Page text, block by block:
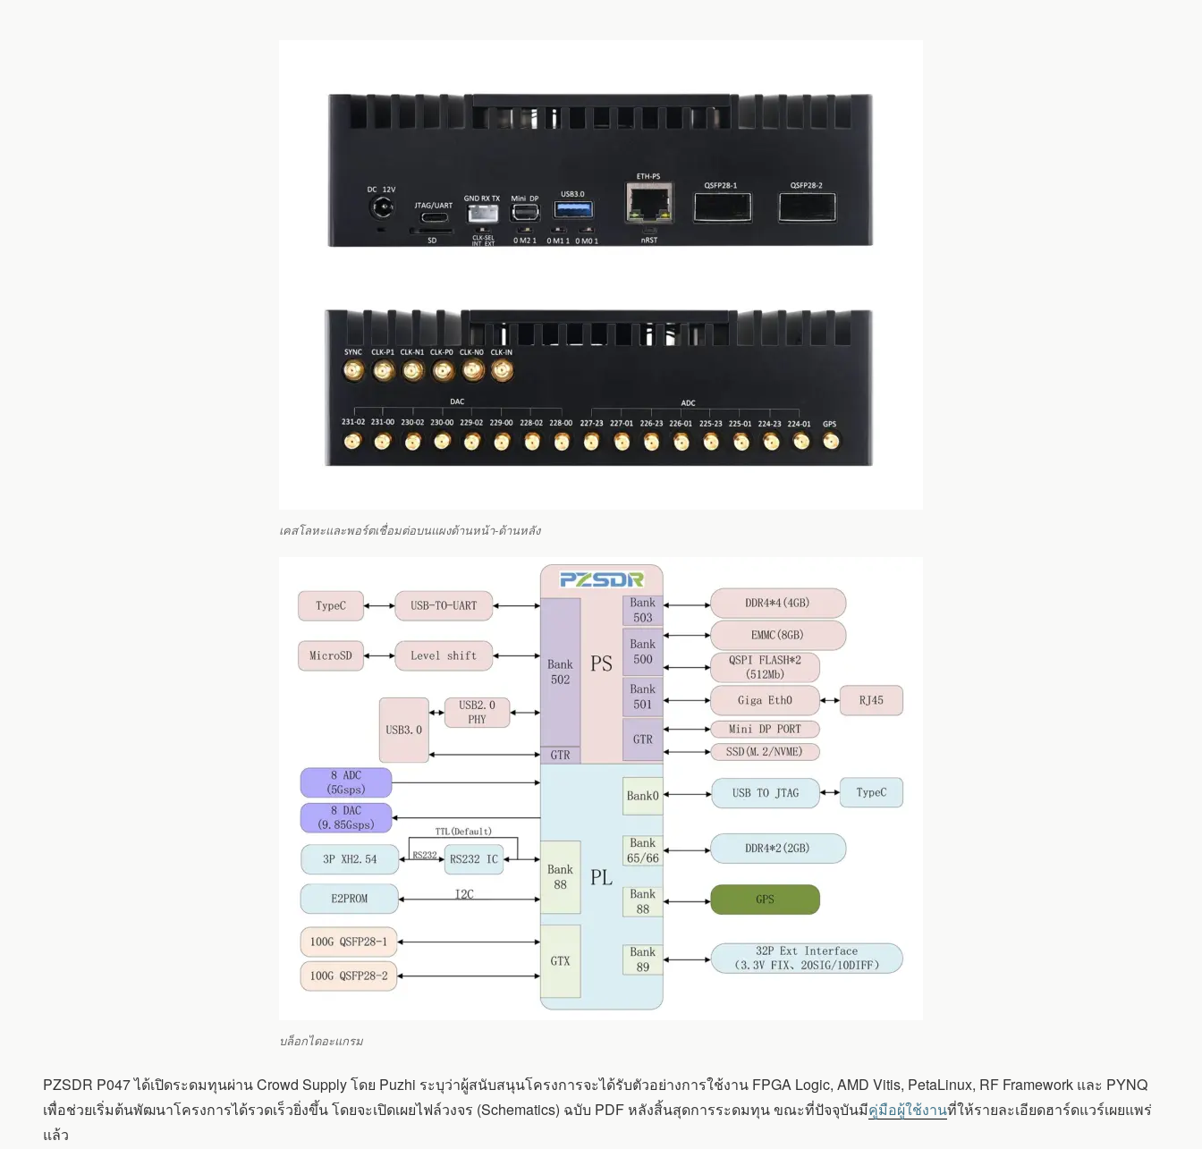
เคสโลหะและพอร์ตเชื่อมต่อบนแผงด้านหน้า-ด้านหลัง
บล็อกไดอะแกรม
PZSDR P047 ได้เปิดระดมทุนผ่าน Crowd Supply โดย Puzhi ระบุว่าผู้สนับสนุนโครงการจะได้รับตัวอย่างการใช้งาน FPGA Logic, AMD Vitis, PetaLinux, RF Framework และ PYNQ
เพื่อช่วยเริ่มต้นพัฒนาโครงการได้รวดเร็วยิ่งขึ้น โดยจะเปิดเผยไฟล์วงจร (Schematics) ฉบับ PDF หลังสิ้นสุดการระดมทุน ขณะที่ปัจจุบันมีคู่มือผู้ใช้งานที่ให้รายละเอียดฮาร์ดแวร์เผยแพร่
แล้ว